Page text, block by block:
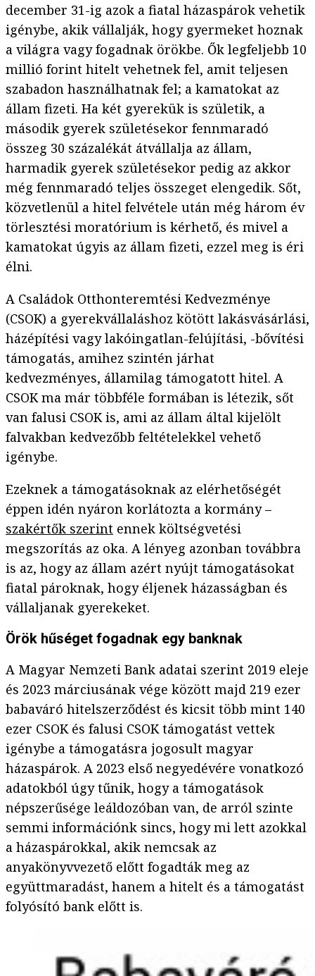
december 31-ig azok a fiatal házaspárok vehetik
igénybe, akik vállalják, hogy gyermeket hoznak
a világra vagy fogadnak örökbe. Ők legfeljebb 10
millió forint hitelt vehetnek fel, amit teljesen
szabadon használhatnak fel; a kamatokat az
állam fizeti. Ha két gyerekük is születik, a
második gyerek születésekor fennmaradó
összeg 30 százalékát átvállalja az állam,
harmadik gyerek születésekor pedig az akkor
még fennmaradó teljes összeget elengedik. Sőt,
közvetlenül a hitel felvétele után még három év
törlesztési moratórium is kérhető, és mivel a
kamatokat úgyis az állam fizeti, ezzel meg is éri
élni.
A Családok Otthonteremtési Kedvezménye
(CSOK) a gyerekvállaláshoz kötött lakásvásárlási,
házépítési vagy lakóingatlan-felújítási, -bővítési
támogatás, amihez szintén járhat
kedvezményes, államilag támogatott hitel. A
CSOK ma már többféle formában is létezik, sőt
van falusi CSOK is, ami az állam által kijelölt
falvakban kedvezőbb feltételekkel vehető
igénybe.
Ezeknek a támogatásoknak az elérhetőségét
éppen idén nyáron korlátozta a kormány –
szakértők szerint ennek költségvetési
megszorítás az oka. A lényeg azonban továbbra
is az, hogy az állam azért nyújt támogatásokat
fiatal pároknak, hogy éljenek házasságban és
vállaljanak gyerekeket.
Örök hűséget fogadnak egy banknak
A Magyar Nemzeti Bank adatai szerint 2019 eleje
és 2023 márciusának vége között majd 219 ezer
babaváró hitelszerződést és kicsit több mint 140
ezer CSOK és falusi CSOK támogatást vettek
igénybe a támogatásra jogosult magyar
házaspárok. A 2023 első negyedévére vonatkozó
adatokból úgy tűnik, hogy a támogatások
népszerűsége leáldozóban van, de arról szinte
semmi információnk sincs, hogy mi lett azokkal
a házaspárokkal, akik nemcsak az
anyakönyvvezető előtt fogadták meg az
együttmaradást, hanem a hitelt és a támogatást
folyósító bank előtt is.